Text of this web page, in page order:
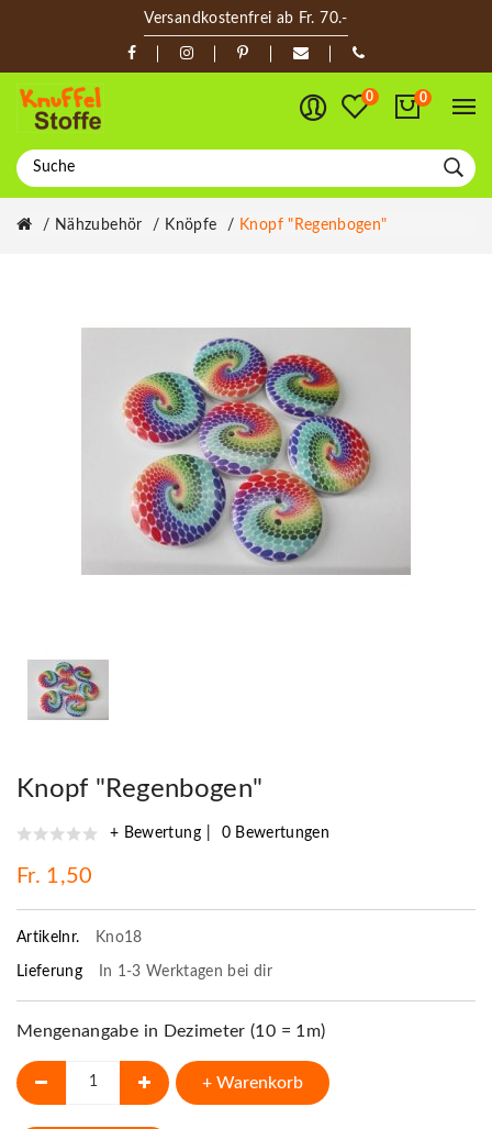
Versandkostenfrei ab Fr. 70.-
0 0
Nähzubehör Knöpfe Knopf "Regenbogen"
Knopf "Regenbogen"
+ Bewertung 0 Bewertungen
Fr. 1,50
Artikelnr. Kno18
Lieferung In 1-3 Werktagen bei dir
Mengenangabe in Dezimeter (10 = 1m)
+ Warenkorb